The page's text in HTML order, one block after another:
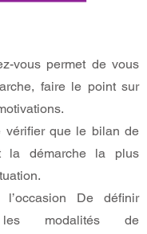
vous permet de vous
faire le point sur
vérifier que le bilan de
la démarche la plus
l’occasion De définir
les modalités de